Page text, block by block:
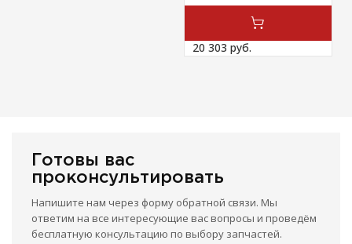
20 303 руб.
Готовы вас
проконсультировать
Напишите нам через форму обратной связи. Мы
ответим на все интересующие вас вопросы и проведём
бесплатную консультацию по выбору запчастей.